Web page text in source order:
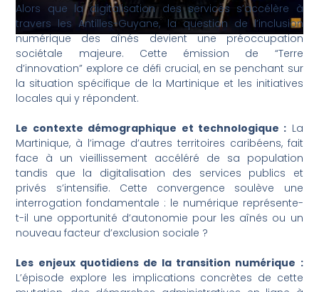
Alors que la digitalisation des services s’accélère à
travers les Antilles-Guyane, la question de l’inclusion
numérique des aînés devient une préoccupation
sociétale majeure. Cette émission de “Terre
d’innovation” explore ce défi crucial, en se penchant sur
la situation spécifique de la Martinique et les initiatives
locales qui y répondent.
Le contexte démographique et technologique : La
Martinique, à l’image d’autres territoires caribéens, fait
face à un vieillissement accéléré de sa population
tandis que la digitalisation des services publics et
privés s’intensifie. Cette convergence soulève une
interrogation fondamentale : le numérique représente-
t-il une opportunité d’autonomie pour les aînés ou un
nouveau facteur d’exclusion sociale ?
Les enjeux quotidiens de la transition numérique :
L’épisode explore les implications concrètes de cette